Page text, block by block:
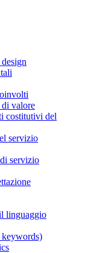
di valore
costitutivi del
servizio
servizio
linguaggio
keywords)